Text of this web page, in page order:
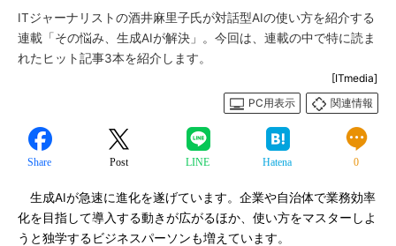
ITジャーナリストの酒井麻里子氏が対話型AIの使い方を紹介する
連載「その悩み、生成AIが解決」。今回は、連載の中で特に読ま
れたヒット記事3本を紹介します。
[ITmedia]
PC用表示
関連情報
Share Post LINE Hatena 0
生成AIが急速に進化を遂げています。企業や自治体で業務効率
化を目指して導入する動きが広がるほか、使い方をマスターしよ
うと独学するビジネスパーソンも増えています。